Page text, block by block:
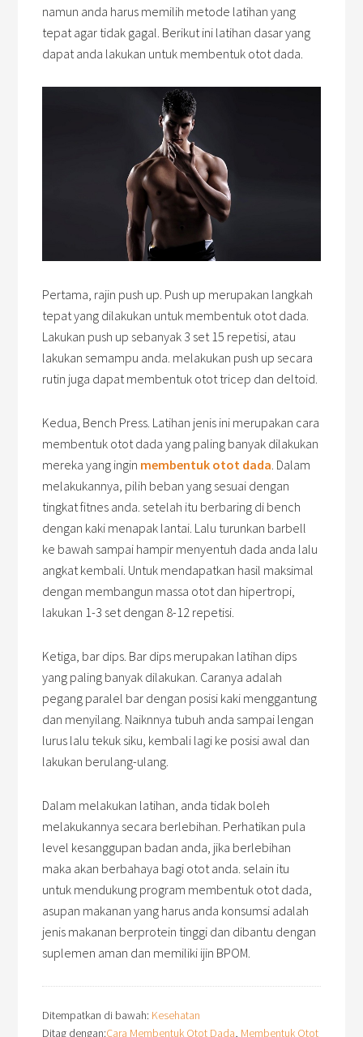
namun anda harus memilih metode latihan yang
tepat agar tidak gagal. Berikut ini latihan dasar yang
dapat anda lakukan untuk membentuk otot dada.
Pertama, rajin push up. Push up merupakan langkah
tepat yang dilakukan untuk membentuk otot dada.
Lakukan push up sebanyak 3 set 15 repetisi, atau
lakukan semampu anda. melakukan push up secara
rutin juga dapat membentuk otot tricep dan deltoid.
Kedua, Bench Press. Latihan jenis ini merupakan cara
membentuk otot dada yang paling banyak dilakukan
mereka yang ingin membentuk otot dada . Dalam
melakukannya, pilih beban yang sesuai dengan
tingkat fitnes anda. setelah itu berbaring di bench
dengan kaki menapak lantai. Lalu turunkan barbell
ke bawah sampai hampir menyentuh dada anda lalu
angkat kembali. Untuk mendapatkan hasil maksimal
dengan membangun massa otot dan hipertropi,
lakukan 1-3 set dengan 8-12 repetisi.
Ketiga, bar dips. Bar dips merupakan latihan dips
yang paling banyak dilakukan. Caranya adalah
pegang paralel bar dengan posisi kaki menggantung
dan menyilang. Naiknnya tubuh anda sampai lengan
lurus lalu tekuk siku, kembali lagi ke posisi awal dan
lakukan berulang-ulang.
Dalam melakukan latihan, anda tidak boleh
melakukannya secara berlebihan. Perhatikan pula
level kesanggupan badan anda, jika berlebihan
maka akan berbahaya bagi otot anda. selain itu
untuk mendukung program membentuk otot dada,
asupan makanan yang harus anda konsumsi adalah
jenis makanan berprotein tinggi dan dibantu dengan
suplemen aman dan memiliki ijin BPOM.
Ditempatkan di bawah: Kesehatan
Ditag dengan:Cara Membentuk Otot Dada, Membentuk Otot